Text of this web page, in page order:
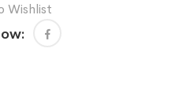
Wishlist